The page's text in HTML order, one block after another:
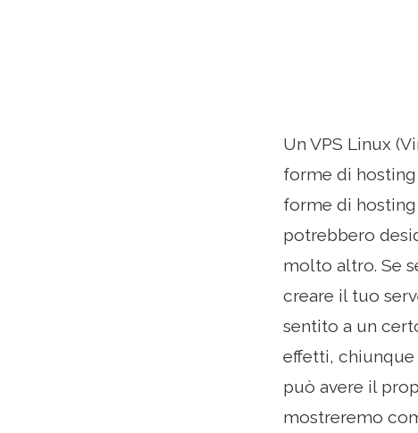
Un VPS Linux
forme di
forme di
potrebbero
molto altro. Se
creare il tuo
sentito a un
effetti, chiunque
può avere il
mostreremo